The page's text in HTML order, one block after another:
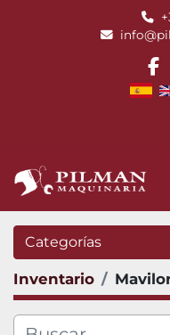
Categorías
Inventario